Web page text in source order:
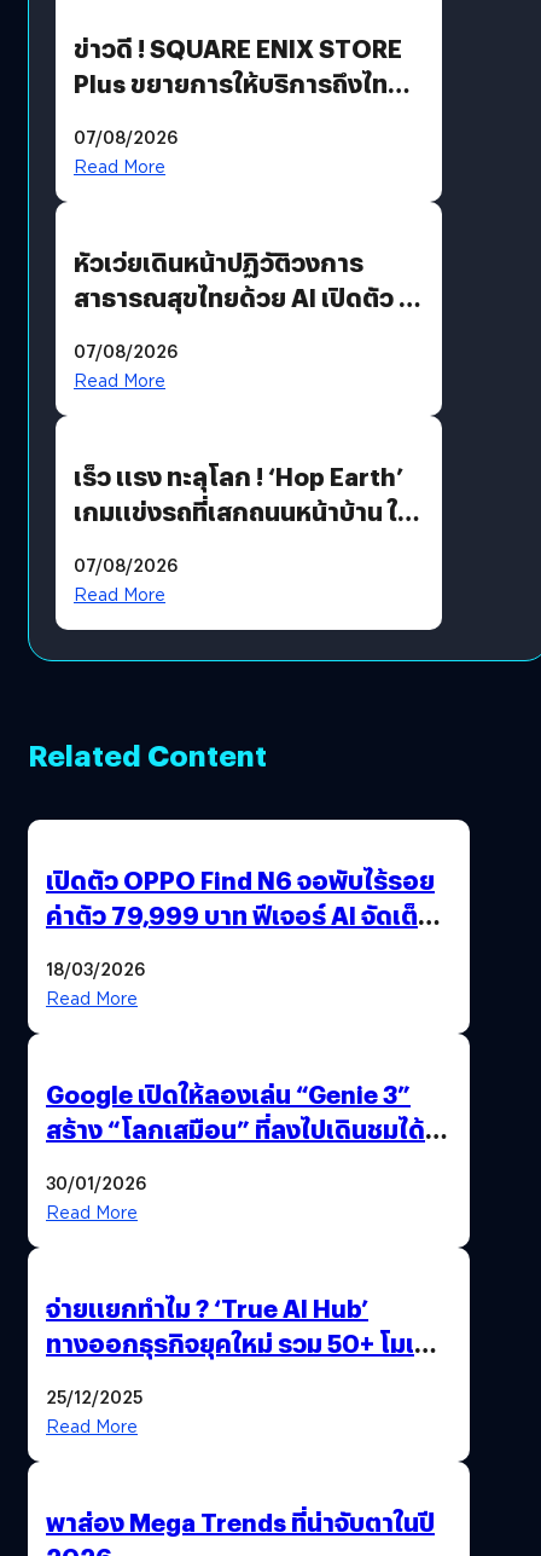
ข่าวดี ! SQUARE ENIX STORE
Plus ขยายการให้บริการถึงไทย
โดยตรง
07/08/2026
Read More
หัวเว่ยเดินหน้าปฏิวัติวงการ
สาธารณสุขไทยด้วย AI เปิดตัว 4
AI เพื่อการแพทย์ในประเทศไทย
07/08/2026
Read More
เร็ว แรง ทะลุโลก ! ‘Hop Earth’
เกมแข่งรถที่เสกถนนหน้าบ้าน ให้
07/08/2026
Read More
Related Content
เปิดตัว OPPO Find N6 จอพับไร้รอย
ค่าตัว 79,999 บาท ฟีเจอร์ AI จัดเต็ม
18/03/2026
Read More
Google เปิดให้ลองเล่น “Genie 3”
สร้าง “โลกเสมือน” ที่ลงไปเดินชมได้
30/01/2026
Read More
จ่ายแยกทำไม ? ‘True AI Hub’
ทางออกธุรกิจยุคใหม่ รวม 50+ โมเดล
25/12/2025
Read More
พาส่อง Mega Trends ที่น่าจับตาในปี